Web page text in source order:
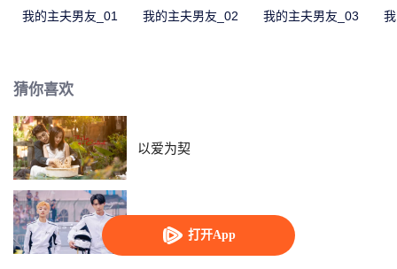
打开App
我的主夫男友_01 我的主夫男友_02 我的主夫男友_03
猜你喜欢
以爱为契